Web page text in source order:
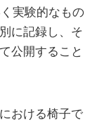
実験的なもの
に記録し、そ
公開すること
おける椅子で